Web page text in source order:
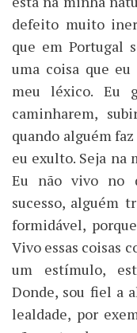
defeito muito
que em Portugal
uma coisa que
meu léxico. Eu
caminharem,
quando alguém
eu exulto. Seja na
Eu não vivo no
sucesso, alguém
formidável,
Vivo essas coisas
um estímulo,
Donde, sou fiel a
lealdade, por